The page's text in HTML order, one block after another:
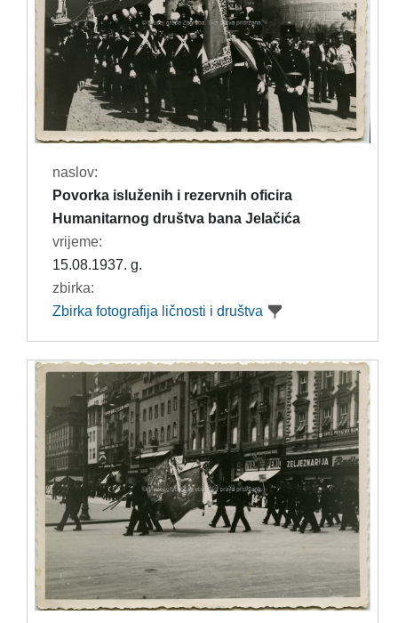
naslov:
Povorka isluženih i rezervnih oficira
Humanitarnog društva bana Jelačića
vrijeme:
15.08.1937. g.
zbirka:
Zbirka fotografija ličnosti i društva